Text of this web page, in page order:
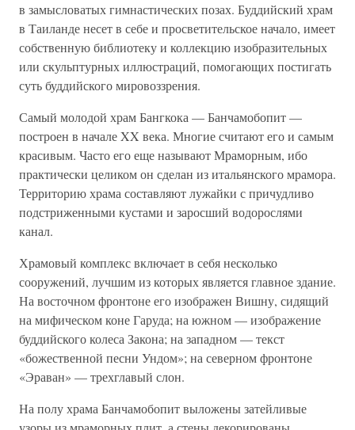
в замысловатых гимнастических позах. Буддийский храм
в Таиланде несет в себе и просветительское начало, имеет
собственную библиотеку и коллекцию изобразительных
или скульптурных иллюстраций, помогающих постигать
суть буддийского мировоззрения.
Самый молодой храм Бангкока — Банчамобопит —
построен в начале XX века. Многие считают его и самым
красивым. Часто его еще называют Мраморным, ибо
практически целиком он сделан из итальянского мрамора.
Территорию храма составляют лужайки с причудливо
подстриженными кустами и заросший водорослями
канал.
Храмовый комплекс включает в себя несколько
сооружений, лучшим из которых является главное здание.
На восточном фронтоне его изображен Вишну, сидящий
на мифическом коне Гаруда; на южном — изображение
буддийского колеса Закона; на западном — текст
«божественной песни Ундом»; на северном фронтоне
«Эраван» — трехглавый слон.
На полу храма Банчамобопит выложены затейливые